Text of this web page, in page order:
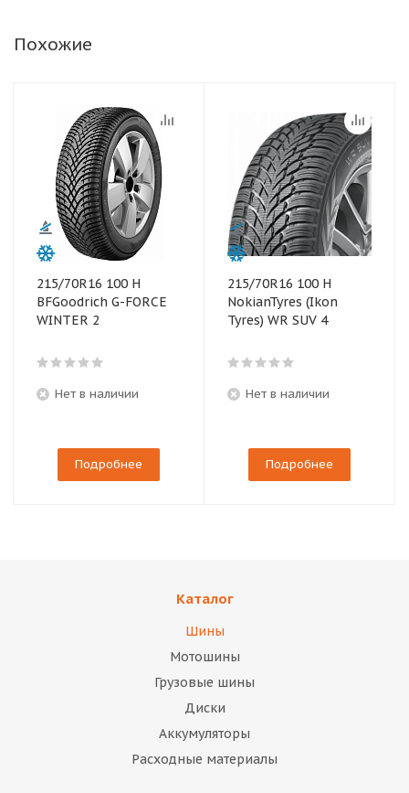
Похожие
215/70R16 100 H
BFGoodrich G-FORCE
WINTER 2
Нет в наличии
Подробнее
215/70R16 100 H
NokianTyres (Ikon
Tyres) WR SUV 4
Нет в наличии
Подробнее
Каталог
Шины
Мотошины
Грузовые шины
Диски
Аккумуляторы
Расходные материалы